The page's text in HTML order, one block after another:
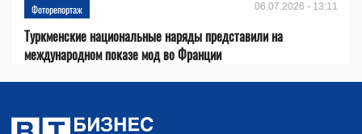
Фоторепортаж 06.07.2026 - 13:11
Туркменские национальные наряды представили на
международном показе мод во Франции